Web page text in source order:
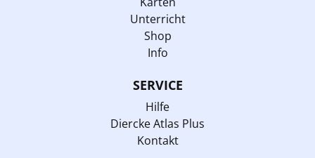
Unterricht
Shop
Info
SERVICE
Hilfe
Diercke Atlas Plus
Kontakt